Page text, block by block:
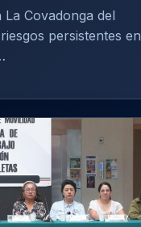
Covadonga del
persistentes en